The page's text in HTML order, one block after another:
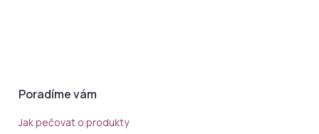
Poradíme vám
Jak pečovat o produkty